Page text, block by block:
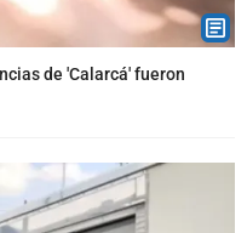
de 'Calarcá' fueron